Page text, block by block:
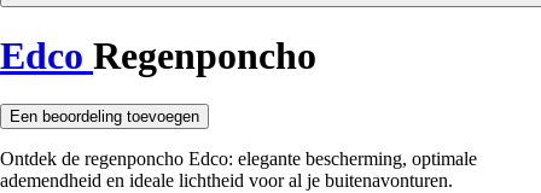
Edco Regenponcho
Een beoordeling toevoegen
Ontdek de regenponcho Edco: elegante bescherming, optimale
ademendheid en ideale lichtheid voor al je buitenavonturen.